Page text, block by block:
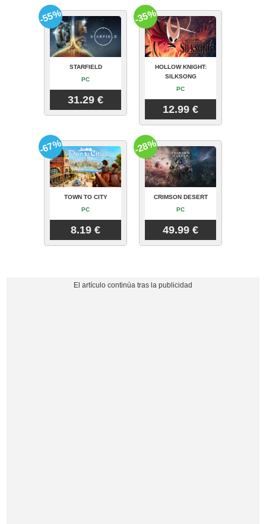
STARFIELD
PC
31.29 €
-55%
HOLLOW KNIGHT:
SILKSONG
PC
12.99 €
-35%
TOWN TO CITY
PC
8.19 €
-67%
CRIMSON DESERT
PC
49.99 €
-28%